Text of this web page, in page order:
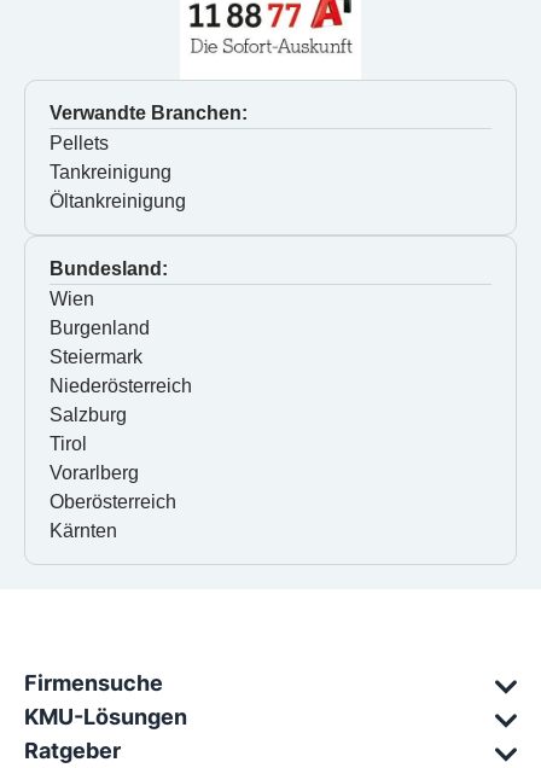
Verwandte Branchen:
Pellets
Tankreinigung
Öltankreinigung
Bundesland:
Wien
Burgenland
Steiermark
Niederösterreich
Salzburg
Tirol
Vorarlberg
Oberösterreich
Kärnten
Firmensuche
KMU-Lösungen
Ratgeber